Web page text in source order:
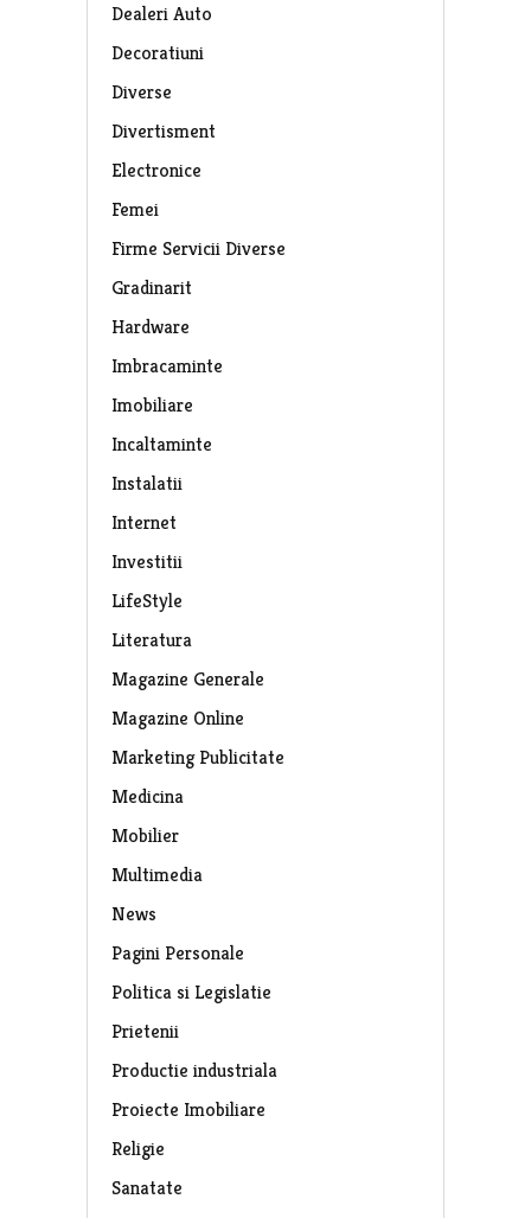
Dealeri Auto
Decoratiuni
Diverse
Divertisment
Electronice
Femei
Firme Servicii Diverse
Gradinarit
Hardware
Imbracaminte
Imobiliare
Incaltaminte
Instalatii
Internet
Investitii
LifeStyle
Literatura
Magazine Generale
Magazine Online
Marketing Publicitate
Medicina
Mobilier
Multimedia
News
Pagini Personale
Politica si Legislatie
Prietenii
Productie industriala
Proiecte Imobiliare
Religie
Sanatate